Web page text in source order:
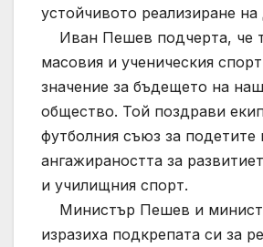
устойчивото реализиране на
Иван Пешев подчерта, че
масовия и ученическия
значение за бъдещето на
общество. Той поздрави
футболния съюз за
ангажираността за
и училищния спорт.
Министър Пешев и
изразиха подкрепата си за